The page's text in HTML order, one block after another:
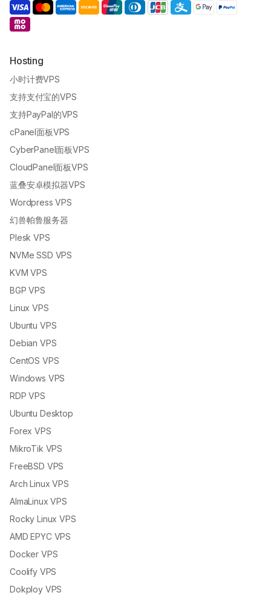
Hosting
小时计费VPS
支持支付宝的VPS
支持PayPal的VPS
cPanel面板VPS
CyberPanel面板VPS
CloudPanel面板VPS
蓝叠安卓模拟器VPS
Wordpress VPS
幻兽帕鲁服务器
Plesk VPS
NVMe SSD VPS
KVM VPS
BGP VPS
Linux VPS
Ubuntu VPS
Debian VPS
CentOS VPS
Windows VPS
RDP VPS
Ubuntu Desktop
Forex VPS
MikroTik VPS
FreeBSD VPS
Arch Linux VPS
AlmaLinux VPS
Rocky Linux VPS
AMD EPYC VPS
Docker VPS
Coolify VPS
Dokploy VPS